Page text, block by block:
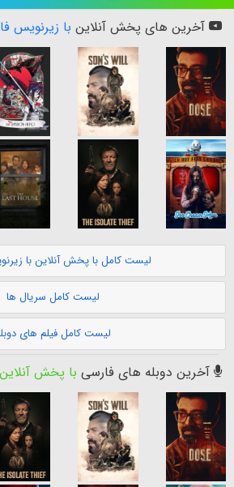
آخرین های پخش آنلاین با زیرنویس
لیست کامل با پخش آنلاین با
لیست کامل سریال ها
لیست کامل فیلم های
آخرین دوبله های فارسی با پخش آنلاین